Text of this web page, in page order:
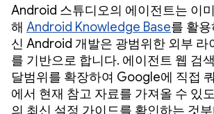
Android 스튜디오의 에이전트는 이
해 Android Knowledge Base를 활
신 Android 개발은 광범위한 외부 라
를 기반으로 합니다. 에이전트 웹 검
달범위를 확장하여 Google에 직접
에서 현재 참고 자료를 가져올 수 있
의 최신 설정 가이드를 확인하는 것